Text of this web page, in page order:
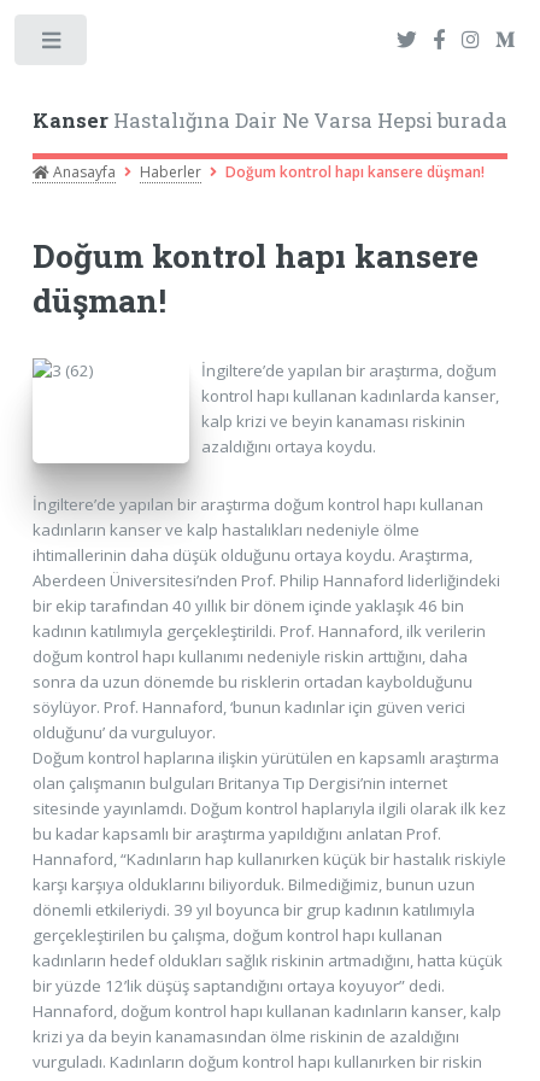
KanserHastalığına Dair Ne Varsa Hepsi burada
Anasayfa Haberler Doğum kontrol hapı kansere düşman!
Doğum kontrol hapı kansere
düşman!
İngiltere’de yapılan bir araştırma, doğum
kontrol hapı kullanan kadınlarda kanser,
kalp krizi ve beyin kanaması riskinin
azaldığını ortaya koydu.
İngiltere’de yapılan bir araştırma doğum kontrol hapı kullanan
kadınların kanser ve kalp hastalıkları nedeniyle ölme
ihtimallerinin daha düşük olduğunu ortaya koydu. Araştırma,
Aberdeen Üniversitesi’nden Prof. Philip Hannaford liderliğindeki
bir ekip tarafından 40 yıllık bir dönem içinde yaklaşık 46 bin
kadının katılımıyla gerçekleştirildi. Prof. Hannaford, ilk verilerin
doğum kontrol hapı kullanımı nedeniyle riskin arttığını, daha
sonra da uzun dönemde bu risklerin ortadan kaybolduğunu
söylüyor. Prof. Hannaford, ‘bunun kadınlar için güven verici
olduğunu’ da vurguluyor.
Doğum kontrol haplarına ilişkin yürütülen en kapsamlı araştırma
olan çalışmanın bulguları Britanya Tıp Dergisi’nin internet
sitesinde yayınlamdı. Doğum kontrol haplarıyla ilgili olarak ilk kez
bu kadar kapsamlı bir araştırma yapıldığını anlatan Prof.
Hannaford, “Kadınların hap kullanırken küçük bir hastalık riskiyle
karşı karşıya olduklarını biliyorduk. Bilmediğimiz, bunun uzun
dönemli etkileriydi. 39 yıl boyunca bir grup kadının katılımıyla
gerçekleştirilen bu çalışma, doğum kontrol hapı kullanan
kadınların hedef oldukları sağlık riskinin artmadığını, hatta küçük
bir yüzde 12’lik düşüş saptandığını ortaya koyuyor” dedi.
Hannaford, doğum kontrol hapı kullanan kadınların kanser, kalp
krizi ya da beyin kanamasından ölme riskinin de azaldığını
vurguladı. Kadınların doğum kontrol hapı kullanırken bir riskin